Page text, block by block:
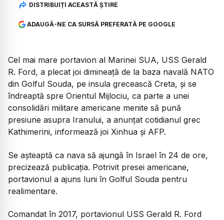
DISTRIBUIȚI ACEASTĂ ȘTIRE
ADAUGĂ-NE CA SURSĂ PREFERATĂ PE GOOGLE
Cel mai mare portavion al Marinei SUA, USS Gerald
R. Ford, a plecat joi dimineață de la baza navală NATO
din Golful Souda, pe insula grecească Creta, și se
îndreaptă spre Orientul Mijlociu, ca parte a unei
consolidări militare americane menite să pună
presiune asupra Iranului, a anunțat cotidianul grec
Kathimerini, informează joi Xinhua și AFP.
Se așteaptă ca nava să ajungă în Israel în 24 de ore,
precizează publicația. Potrivit presei americane,
portavionul a ajuns luni în Golful Souda pentru
realimentare.
Comandat în 2017, portavionul USS Gerald R. Ford